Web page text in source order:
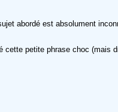
abordé est absolument
cette petite phrase choc (mais